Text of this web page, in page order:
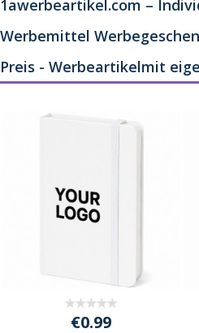
1awerbeartikel.com –
Werbemittel
Preis - Werbeartikelmit
€0.99